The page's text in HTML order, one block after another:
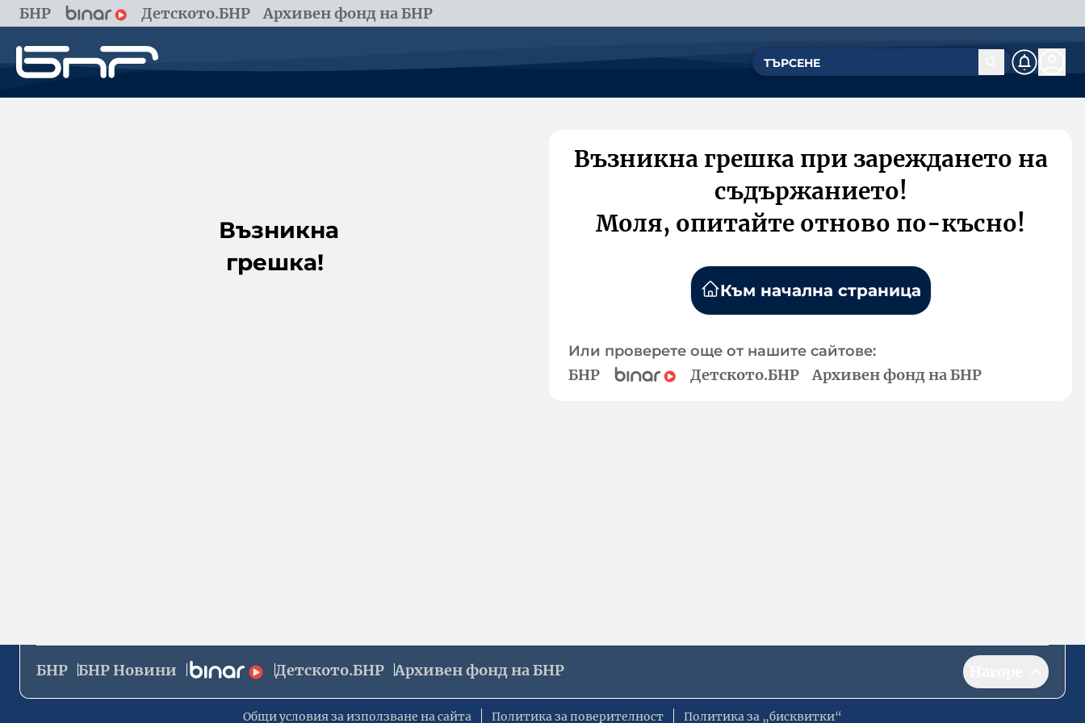
БНР Детското.БНР Архивен фонд на БНР
Възникна
грешка!
Възникна грешка при зареждането на
съдържанието!
Моля, опитайте отново по-късно!
Към начална страница
Или проверете още от нашите сайтове:
БНР Детското.БНР Архивен фонд на БНР
БНР БНР Новини Детското.БНР Архивен фонд на БНР
Общи условия за използване на сайта Политика за поверителност Политика за „бисквитки“